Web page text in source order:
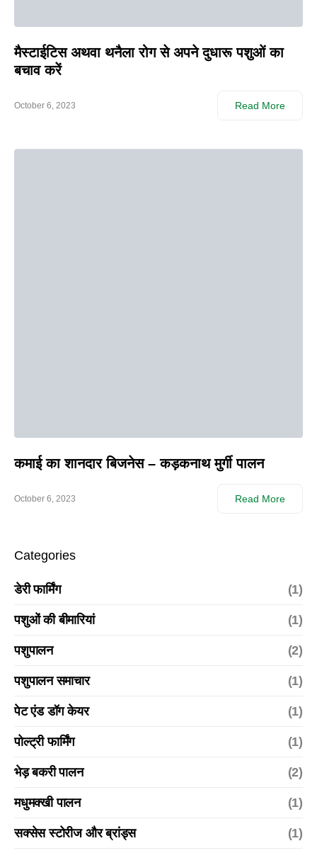
मैस्टाईटिस अथवा थनैला रोग से अपने दुधारू पशुओं का
बचाव करें
October 6, 2023 Read More
कमाई का शानदार बिजनेस – कड़कनाथ मुर्गी पालन
October 6, 2023 Read More
Categories
डेरी फार्मिंग (1)
पशुओं की बीमारियां (1)
पशुपालन (2)
पशुपालन समाचार (1)
पेट एंड डॉग केयर (1)
पोल्ट्री फार्मिंग (1)
भेड़ बकरी पालन (2)
मधुमक्खी पालन (1)
सक्सेस स्टोरीज और ब्रांड्स (1)